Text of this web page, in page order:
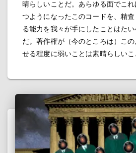
晴らしいことだ。あらゆる面でこ
つようになったこのコードを、精
る能力を我々が手にしたことはた
だ。著作権が（今のところは）こ
せる程度に弱いことは素晴らしいこ